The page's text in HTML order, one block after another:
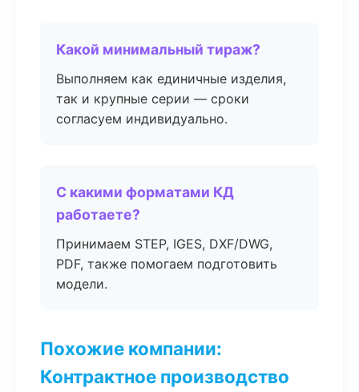
Какой минимальный тираж?
Выполняем как единичные изделия,
так и крупные серии — сроки
согласуем индивидуально.
С какими форматами КД
работаете?
Принимаем STEP, IGES, DXF/DWG,
PDF, также помогаем подготовить
модели.
Похожие компании:
Контрактное производство